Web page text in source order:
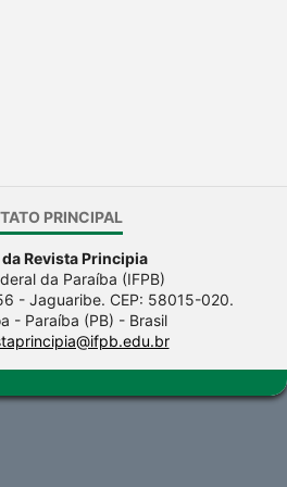
PRINCIPAL
Revista Principia
da Paraíba (IFPB)
- Jaguaribe. CEP: 58015-020.
- Paraíba (PB) - Brasil